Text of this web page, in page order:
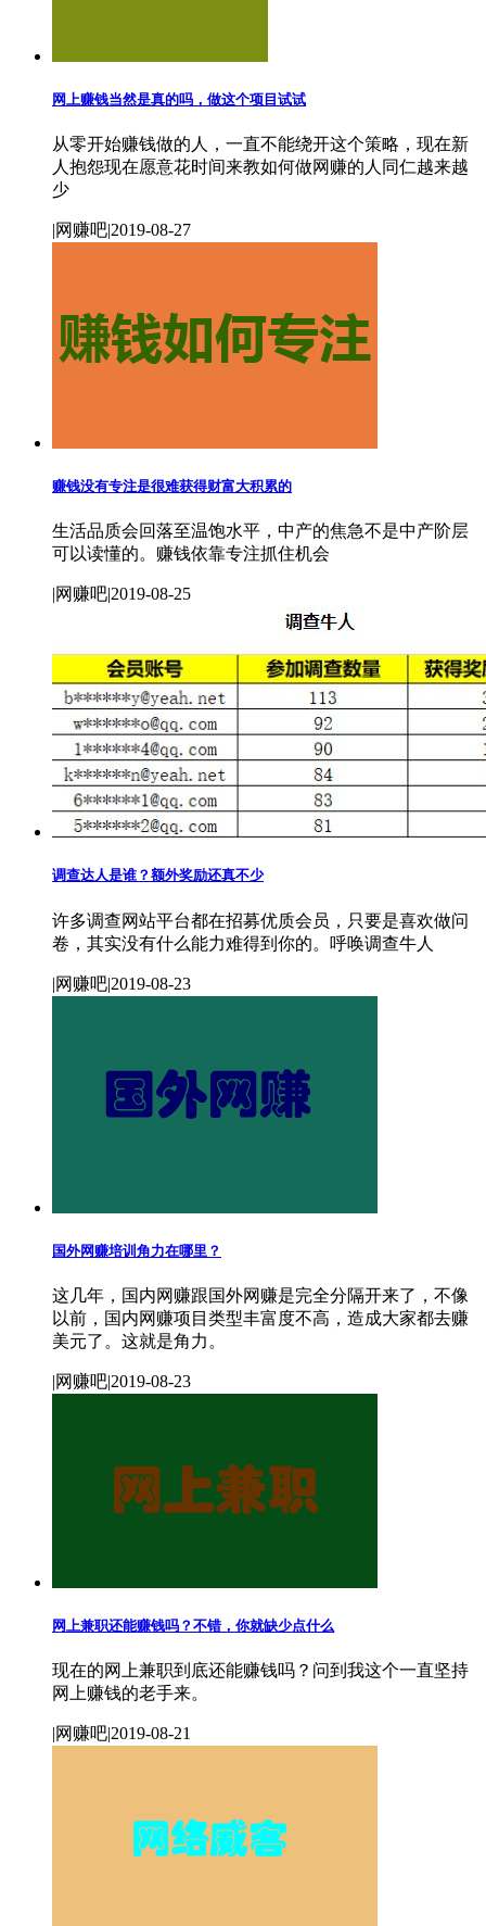
网上赚钱当然是真的吗，做这个项目试试
从零开始赚钱做的人，一直不能绕开这个策略，现在新
人抱怨现在愿意花时间来教如何做网赚的人同仁越来越
少
|网赚吧|2019-08-27
赚钱没有专注是很难获得财富大积累的
生活品质会回落至温饱水平，中产的焦急不是中产阶层
可以读懂的。赚钱依靠专注抓住机会
|网赚吧|2019-08-25
调查达人是谁？额外奖励还真不少
许多调查网站平台都在招募优质会员，只要是喜欢做问
卷，其实没有什么能力难得到你的。呼唤调查牛人
|网赚吧|2019-08-23
国外网赚培训角力在哪里？
这几年，国内网赚跟国外网赚是完全分隔开来了，不像
以前，国内网赚项目类型丰富度不高，造成大家都去赚
美元了。这就是角力。
|网赚吧|2019-08-23
网上兼职还能赚钱吗？不错，你就缺少点什么
现在的网上兼职到底还能赚钱吗？问到我这个一直坚持
网上赚钱的老手来。
|网赚吧|2019-08-21